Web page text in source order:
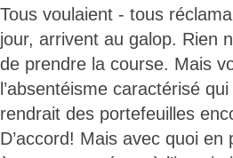
Tous voulaient - tous
jour, arrivent au galop. Rien
de prendre la course. Mais
l’absentéisme caractérisé
rendrait des portefeuilles
D’accord! Mais avec quoi